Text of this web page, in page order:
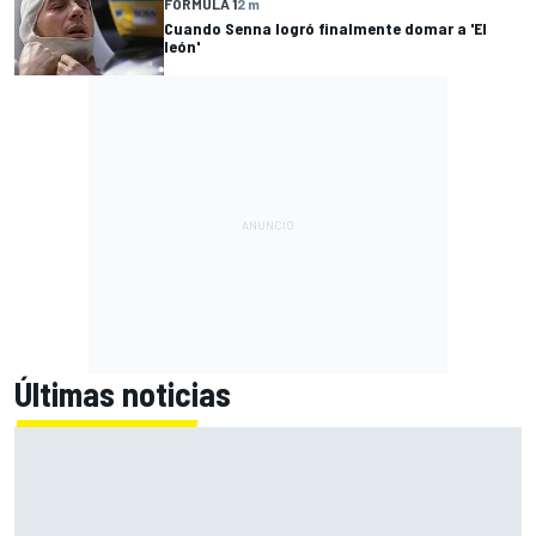
FÓRMULA 1 2 m
Cuando Senna logró finalmente domar a 'El
león'
Últimas noticias